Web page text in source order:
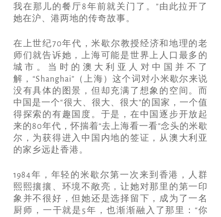
我在那儿的餐厅8年前就关门了。”由此拉开了
她在沪、港两地的传奇故事。
在上世纪70年代，米歇尔教授经济和地理的老
师们就告诉她，上海可能是世界上人口最多的
城市。当时的澳大利亚人对中国并不了
解，“Shanghai”（上海）这个词对小米歇尔来说
没有具体的图景，但却充满了想象的空间。而
中国是一个“很大、很大、很大”的国家，一个值
得探索的有趣国度。于是，在中国逐步开放起
来的80年代，怀揣着“去上海看一看”念头的米歇
尔，为获得进入中国内地的签证，从澳大利亚
的家乡远赴香港。
1984年，年轻的米歇尔第一次来到香港，人群
熙熙攘攘、环境不敞亮，让她对那里的第一印
象并不很好，但她还是选择留下，成为了一名
厨师，一干就是5年，也渐渐融入了那里：“你